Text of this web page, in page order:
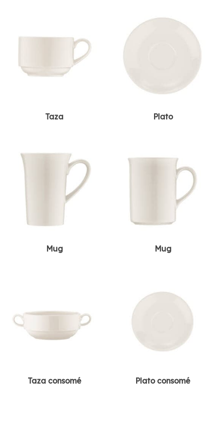
Taza Plato
Mug Mug
Taza consomé Plato consomé